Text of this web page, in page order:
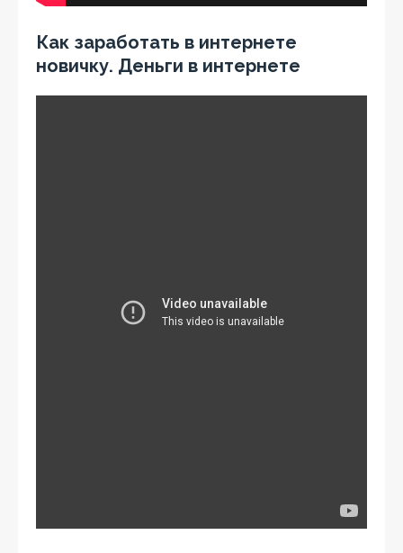
Как заработать в интернете
новичку. Деньги в интернете